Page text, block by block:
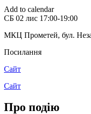
Add to calendar
СБ 02 лис 17:00-19:00
МКЦ Прометей, бул.
Посилання
Сайт
Сайт
Про подію